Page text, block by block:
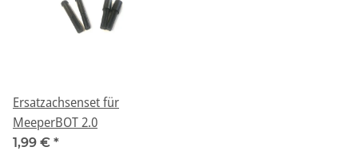
Ersatzachsenset für
MeeperBOT 2.0
1,99 € *